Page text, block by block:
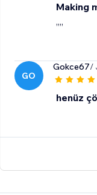
Making
,,,,
GO
Gokce67/
henüz